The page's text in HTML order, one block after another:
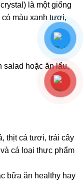
là một giống
màu xanh tươi,
salad hoặc ăn lẩu,
thịt cá tươi, trái cây
cá loại thực phẩm
bữa ăn healthy hay